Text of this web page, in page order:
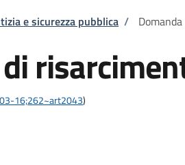
e sicurezza pubblica /
16;262~art2043)